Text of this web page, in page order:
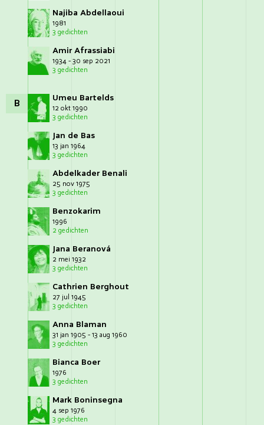
Najiba Abdellaoui
1981
3 gedichten
Amir Afrassiabi
1934 - 30 sep 2021
3 gedichten
B Umeu Bartelds
12 okt 1990
3 gedichten
Jan de Bas
13 jan 1964
3 gedichten
Abdelkader Benali
25 nov 1975
3 gedichten
Benzokarim
1996
2 gedichten
Jana Beranová
2 mei 1932
3 gedichten
Cathrien Berghout
27 jul 1945
3 gedichten
Anna Blaman
31 jan 1905 - 13 aug 1960
3 gedichten
Bianca Boer
1976
3 gedichten
Mark Boninsegna
4 sep 1976
3 gedichten